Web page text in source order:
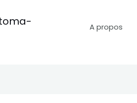
A propos